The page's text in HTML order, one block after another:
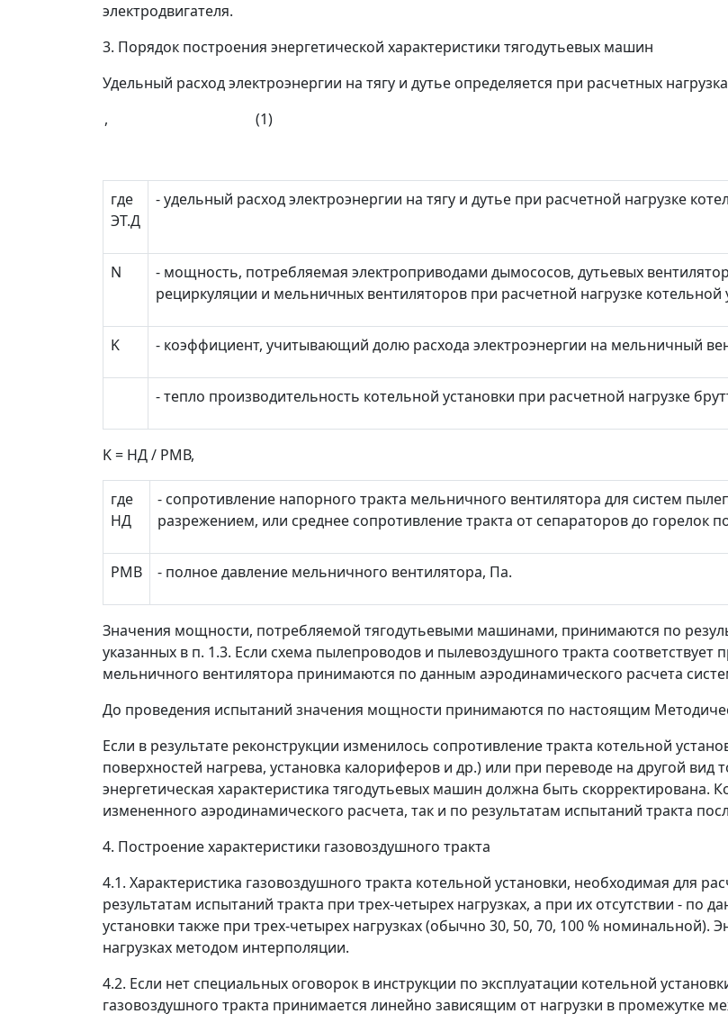
электродвигателя.
3. Порядок построения энергетической характеристики тягодутьевых машин
Удельный расход электроэнергии на тягу и дутье определяется при расчетных
, (1)
где
ЭТ.Д
- удельный расход электроэнергии на тягу и дутье при расчетной нагрузке
N
- мощность, потребляемая электроприводами дымососов, дутьевых
рециркуляции и мельничных вентиляторов при расчетной нагрузке котельной
K - коэффициент, учитывающий долю расхода электроэнергии на мельничный
- тепло производительность котельной установки при расчетной нагрузке
K= НД/ РМВ,
где
НД
- сопротивление напорного тракта мельничного вентилятора для систем
разрежением, или среднее сопротивление тракта от сепараторов до горелок
PМВ - полное давление мельничного вентилятора, Па.
Значения мощности, потребляемой тягодутьевыми машинами, принимаются по
указанных в п. 1.3. Если схема пылепроводов и пылевоздушного тракта
мельничного вентилятора принимаются по данным аэродинамического расчета
До проведения испытаний значения мощности принимаются по настоящим
Если в результате реконструкции изменилось сопротивление тракта котельной
поверхностей нагрева, установка калориферов и др.) или при переводе на другой
энергетическая характеристика тягодутьевых машин должна быть
измененного аэродинамического расчета, так и по результатам испытаний тракта
4. Построение характеристики газовоздушного тракта
4.1. Характеристика газовоздушного тракта котельной установки, необходимая для
результатам испытаний тракта при трех-четырех нагрузках, а при их отсутствии - по
установки также при трех-четырех нагрузках (обычно 30, 50, 70, 100 % номинальной).
нагрузках методом интерполяции.
4.2. Если нет специальных оговорок в инструкции по эксплуатации котельной
газовоздушного тракта принимается линейно зависящим от нагрузки в промежутке